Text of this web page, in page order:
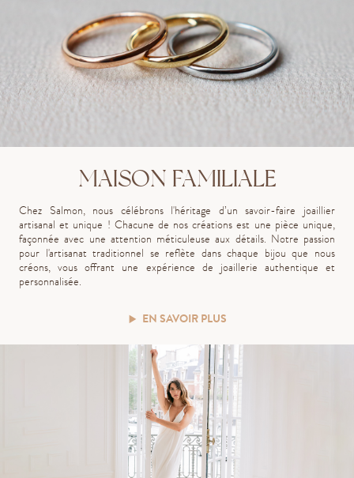
MAISON FAMILIALE
Chez Salmon, nous célébrons l'héritage d’un savoir-faire joaillier
artisanal et unique ! Chacune de nos créations est une pièce unique,
façonnée avec une attention méticuleuse aux détails. Notre passion
pour l'artisanat traditionnel se reflète dans chaque bijou que nous
créons, vous offrant une expérience de joaillerie authentique et
personnalisée.
EN SAVOIR PLUS